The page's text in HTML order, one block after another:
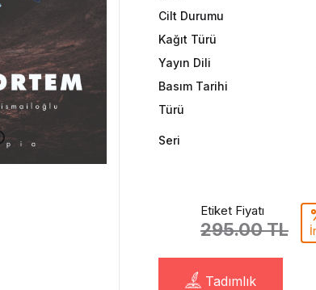
Cilt Durumu
Kağıt Türü
Yayın Dili
Basım Tarihi
Türü
Seri
Etiket Fiyatı
295.00 TL
Tadımlık